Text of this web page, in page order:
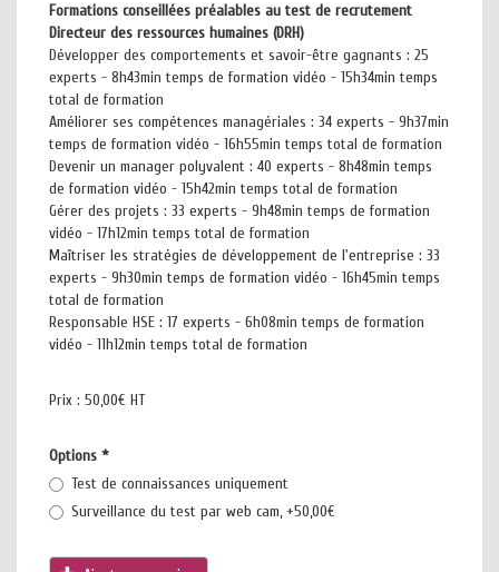
Formations conseillées préalables au test de recrutement
Directeur des ressources humaines (DRH)
Développer des comportements et savoir-être gagnants : 25
experts - 8h43min temps de formation vidéo - 15h34min temps
total de formation
Améliorer ses compétences managériales : 34 experts - 9h37min
temps de formation vidéo - 16h55min temps total de formation
Devenir un manager polyvalent : 40 experts - 8h48min temps
de formation vidéo - 15h42min temps total de formation
Gérer des projets : 33 experts - 9h48min temps de formation
vidéo - 17h12min temps total de formation
Maîtriser les stratégies de développement de l'entreprise : 33
experts - 9h30min temps de formation vidéo - 16h45min temps
total de formation
Responsable HSE : 17 experts - 6h08min temps de formation
vidéo - 11h12min temps total de formation
Prix : 50,00€ HT
Options *
Test de connaissances uniquement
Surveillance du test par web cam, +50,00€